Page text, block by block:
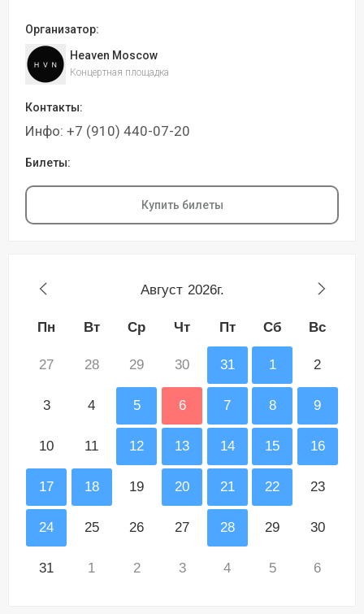
Организатор:
Heaven Moscow
Концертная площадка
Контакты:
Инфо: +7 (910) 440-07-20
Билеты:
Купить билеты
Август 2026г.
Пн Вт Ср Чт Пт Сб Вс
27 28 29 30 31 1 2
3 4 5 6 7 8 9
10 11 12 13 14 15 16
17 18 19 20 21 22 23
24 25 26 27 28 29 30
31 1 2 3 4 5 6